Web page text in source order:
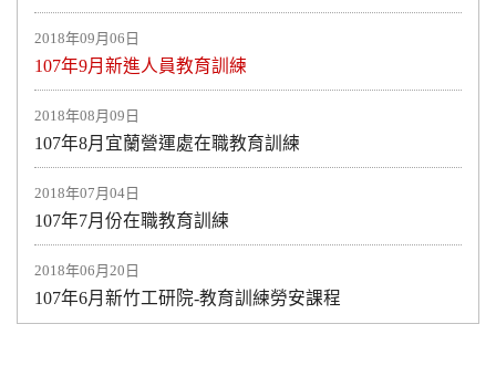
2018年09月06日
107年9月新進人員教育訓練
2018年08月09日
107年8月宜蘭營運處在職教育訓練
2018年07月04日
107年7月份在職教育訓練
2018年06月20日
107年6月新竹工研院-教育訓練勞安課程